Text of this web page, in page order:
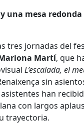
una mesa
tres jornadas del
Martí, que
L’escalada, el
sin
han
con largos
trayectoria.